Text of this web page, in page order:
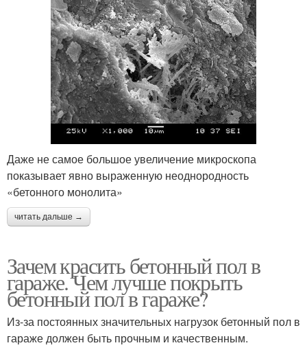
Даже не самое большое увеличение микроскопа
показывает явно выраженную неоднородность
«бетонного монолита»
читать дальше →
Зачем красить бетонный пол в
гараже. Чем лучше покрыть
бетонный пол в гараже?
Из-за постоянных значительных нагрузок бетонный пол в
гараже должен быть прочным и качественным.